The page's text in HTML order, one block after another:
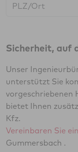
Sicherheit, auf
Unser
unterstützt Sie
vorgeschriebenen
bietet Ihnen
Kfz.
Vereinbaren Sie
Gummersbach .